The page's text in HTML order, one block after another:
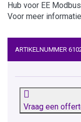
Hub voor EE
Voor meer
ARTIKELNUMMER
Vraag een